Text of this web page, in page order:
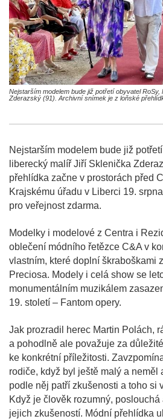
Nejstarším modelem bude již potřetí obyvatel
Zderazský (91). Archivní snímek je z loňské
Nejstarším modelem bude již
liberecký malíř Jiří Sklenička
přehlídka začne v prostorách před
Krajskému úřadu v Liberci 19.
pro veřejnost zdarma.
Modelky i modelové z Centra i
oblečení módního řetězce C&A v
vlastním, které doplní škraboškami
Preciosa. Modely i celá show se
monumentálním muzikálem
19. století – Fantom opery.
Jak prozradil herec Martin Polách,
a pohodlně ale považuje za
ke konkrétní příležitosti.
rodiče, když byl ještě malý a neměl
podle něj patří zkušenosti a toho si
Když je člověk rozumný,
jejich zkušeností. Módní přehlídka